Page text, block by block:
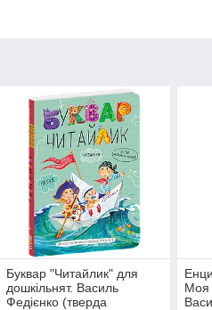
Буквар "Читайлик" для
дошкільнят. Василь
Федієнко (тверда
Моя